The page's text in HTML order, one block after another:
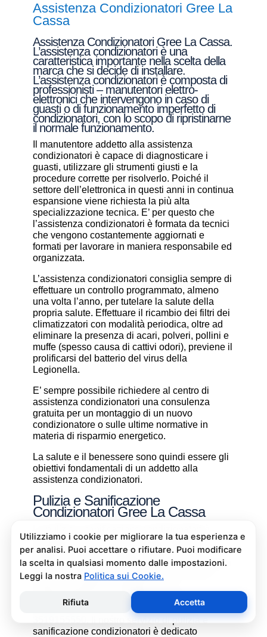
Assistenza Condizionatori Gree La
Cassa
Assistenza Condizionatori Gree La Cassa.
L’assistenza condizionatori è una
caratteristica importante nella scelta della
marca che si decide di installare.
L’assistenza condizionatori è composta di
professionisti – manutentori elettro-
elettronici che intervengono in caso di
guasti o di funzionamento imperfetto di
condizionatori, con lo scopo di ripristinarne
il normale funzionamento.
Il manutentore addetto alla assistenza
condizionatori è capace di diagnosticare i
guasti, utilizzare gli strumenti giusti e la
procedure corrette per risolverlo. Poiché il
settore dell’elettronica in questi anni in continua
espansione viene richiesta la più alta
specializzazione tecnica. E’ per questo che
l’assistenza condizionatori è formata da tecnici
che vengono costantemente aggiornati e
formati per lavorare in maniera responsabile ed
organizzata.
L’assistenza condizionatori consiglia sempre di
effettuare un controllo programmato, almeno
una volta l’anno, per tutelare la salute della
propria salute. Effettuare il ricambio dei filtri dei
climatizzatori con modalità periodica, oltre ad
eliminare la presenza di acari, polveri, pollini e
muffe (spesso causa di cattivi odori), previene il
prolificarsi del batterio del virus della
Legionella.
E’ sempre possibile richiedere al centro di
assistenza condizionatori una consulenza
gratuita per un montaggio di un nuovo
condizionatore o sulle ultime normative in
materia di risparmio energetico.
La salute e il benessere sono quindi essere gli
obiettivi fondamentali di un addetto alla
assistenza condizionatori.
Pulizia e Sanificazione
Condizionatori Gree La Cassa
un’operazione che deve essere fatta con
attenzione e con i giusti prodotti per non
rischiare danni al condizionatore e alla salute di
chi vive nell’ambiente climatizzato. Se non
condizionatori vi consigliamo di chiamare un
nostro tecnico specializzato al numero
. Il nostro servizio di pulizia e
sanificazione condizionatori è dedicato